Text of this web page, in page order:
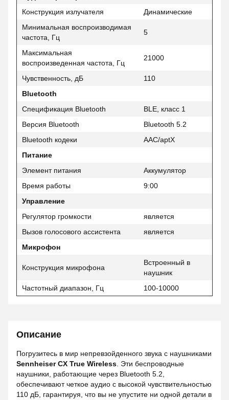
Конструкция излучателя
Динамические
Минимальная воспроизводимая
частота, Гц
5
Максимальная
воспроизведенная частота, Гц
21000
Чувственность, дБ
110
Bluetooth
Спецификация Bluetooth
BLE, класс 1
Версия Bluetooth
Bluetooth 5.2
Bluetooth кодеки
AAC/aptX
Питание
Элемент питания
Аккумулятор
Время работы
9:00
Управление
Регулятор громкости
является
Вызов голосового ассистента
является
Микрофон
Конструкция микрофона
Встроенный в
наушник
Частотный диапазон, Гц
100-10000
Описание
Погрузитесь в мир непревзойденного звука с наушниками
Sennheiser CX True Wireless . Эти беспроводные
наушники, работающие через Bluetooth 5.2,
обеспечивают четкое аудио с высокой чувствительностью
110 дБ, гарантируя, что вы не упустите ни одной детали в